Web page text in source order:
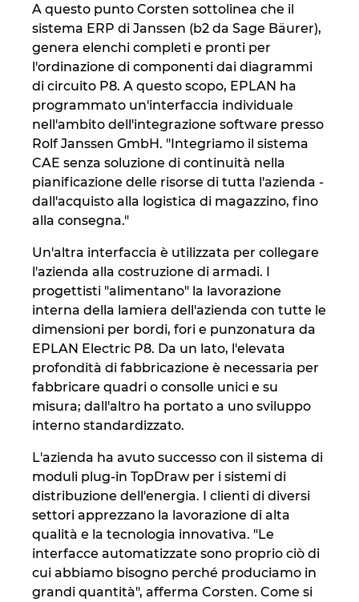
A questo punto Corsten sottolinea che il
sistema ERP di Janssen (b2 da Sage Bäurer),
genera elenchi completi e pronti per
l'ordinazione di componenti dai diagrammi
di circuito P8. A questo scopo, EPLAN ha
programmato un'interfaccia individuale
nell'ambito dell'integrazione software presso
Rolf Janssen GmbH. "Integriamo il sistema
CAE senza soluzione di continuità nella
pianificazione delle risorse di tutta l'azienda -
dall'acquisto alla logistica di magazzino, fino
alla consegna."
Un'altra interfaccia è utilizzata per collegare
l'azienda alla costruzione di armadi. I
progettisti "alimentano" la lavorazione
interna della lamiera dell'azienda con tutte le
dimensioni per bordi, fori e punzonatura da
EPLAN Electric P8. Da un lato, l'elevata
profondità di fabbricazione è necessaria per
fabbricare quadri o consolle unici e su
misura; dall'altro ha portato a uno sviluppo
interno standardizzato.
L'azienda ha avuto successo con il sistema di
moduli plug-in TopDraw per i sistemi di
distribuzione dell'energia. I clienti di diversi
settori apprezzano la lavorazione di alta
qualità e la tecnologia innovativa. "Le
interfacce automatizzate sono proprio ciò di
cui abbiamo bisogno perché produciamo in
grandi quantità", afferma Corsten. Come si